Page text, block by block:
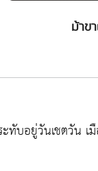
ม้าข
ทับอยู่วันเชตวัน